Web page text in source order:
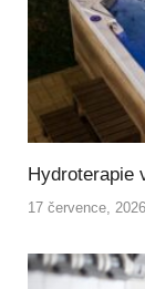
Hydroterapie
17 července, 2026